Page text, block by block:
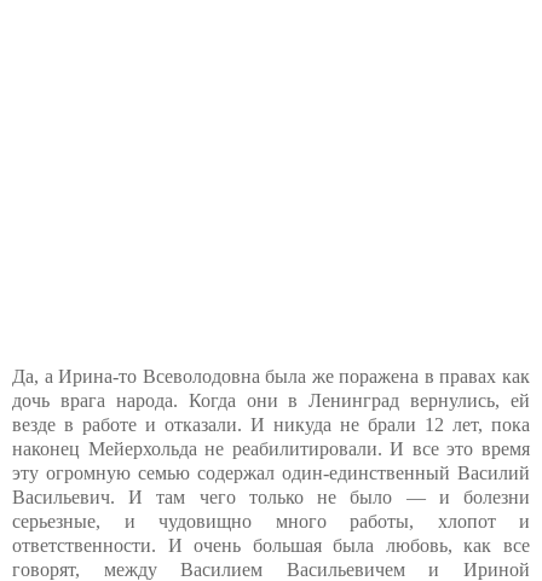
Да, а Ирина-то Всеволодовна была же поражена в правах как
дочь врага народа. Когда они в Ленинград вернулись, ей
везде в работе и отказали. И никуда не брали 12 лет, пока
наконец Мейерхольда не реабилитировали. И все это время
эту огромную семью содержал один-единственный Василий
Васильевич. И там чего только не было — и болезни
серьезные, и чудовищно много работы, хлопот и
ответственности. И очень большая была любовь, как все
говорят, между Василием Васильевичем и Ириной